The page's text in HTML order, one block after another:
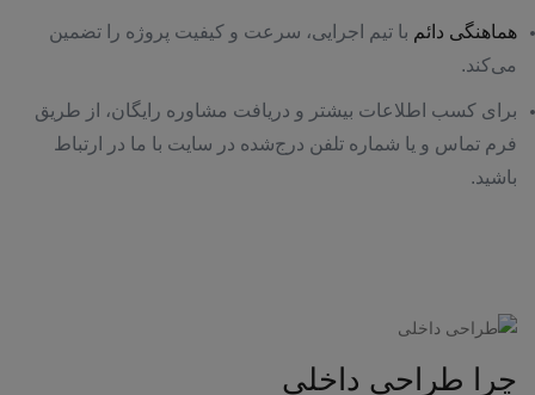
هماهنگی دائم با تیم اجرایی، سرعت و کیفیت پروژه را تضمین
می‌کند.
برای کسب اطلاعات بیشتر و دریافت مشاوره رایگان، از طریق
فرم تماس و یا شماره تلفن درج‌شده در سایت با ما در ارتباط
باشید.
چرا طراحی داخلی